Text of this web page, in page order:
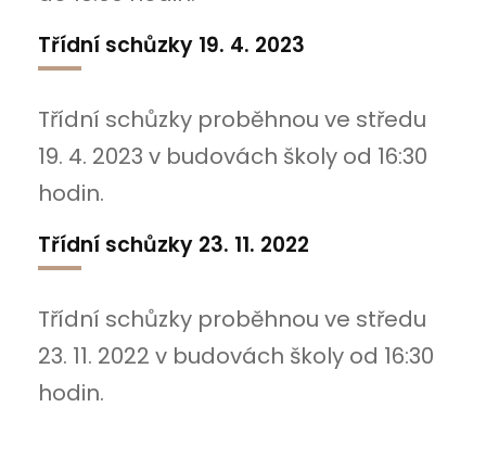
Třídní schůzky 19. 4. 2023
Třídní schůzky proběhnou ve středu
19. 4. 2023 v budovách školy od 16:30
hodin.
Třídní schůzky 23. 11. 2022
Třídní schůzky proběhnou ve středu
23. 11. 2022 v budovách školy od 16:30
hodin.